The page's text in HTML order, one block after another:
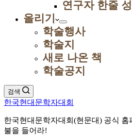
연구자 한줄
올리기
학술행사
학술지
새로 나온 책
학술공지
검색
한국현대문학자대회
한국현대문학자대회(현문대) 공식 홈
불을 들어라!